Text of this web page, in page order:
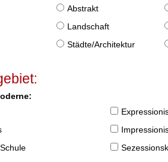
Abstrakt
Landschaft
Städte/Architektur